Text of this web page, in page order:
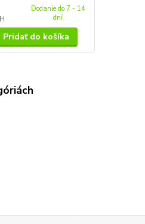
Dodanie do 7 - 14
dní
Pridať do košíka